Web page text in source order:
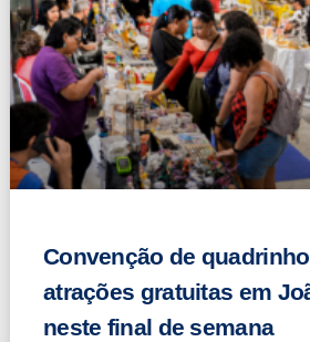
Convenção de
atrações gratuitas em
neste final de semana